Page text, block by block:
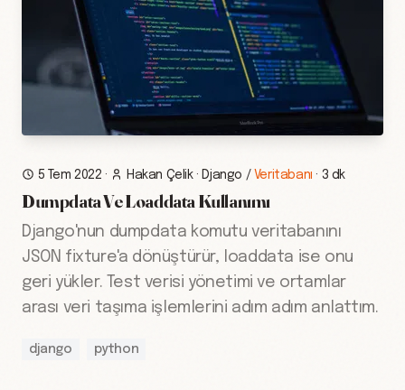
5 Tem 2022 · Hakan Çelik· Django / Veritabanı · 3 dk
Dumpdata Ve Loaddata Kullanımı
Django'nun dumpdata komutu veritabanını
JSON fixture'a dönüştürür, loaddata ise onu
geri yükler. Test verisi yönetimi ve ortamlar
arası veri taşıma işlemlerini adım adım anlattım.
django python